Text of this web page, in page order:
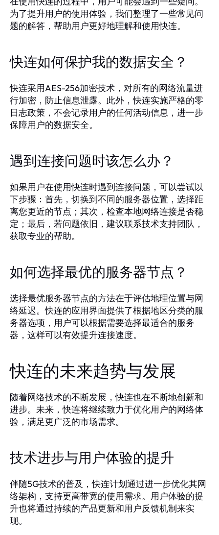
为了提升用户的使用体验，我们整理了一些常见问
题的解答，帮助用户更好地理解和使用快连。
快连如何保护我的数据安全？
快连采用AES-256加密技术，对所有的网络流量进
行加密，防止信息泄露。此外，快连实施严格的零
日志政策，不会记录用户的任何活动信息，进一步
保障用户的数据安全。
遇到连接问题时该怎么办？
如果用户在使用快连时遇到连接问题，可以尝试以
下步骤：首先，切换到不同的服务器位置，选择距
离您更近的节点；其次，检查本地网络连接是否稳
定；最后，若问题依旧，建议联系技术支持团队，
获取专业的帮助。
如何选择最优的服务器节点？
选择最优服务器节点的方法在于评估地理位置与网
络延迟。快连的应用界面提供了根据地区分类的服
务器选项，用户可以根据需要选择最适合的服务
器，这样可以有效提升连接速度。
快连的未来趋势与发展
随着网络技术的不断发展，快连也在不断地创新和
进步。未来，快连将继续致力于优化用户的网络体
验，满足更广泛的市场需求。
技术进步与用户体验的提升
伴随5G技术的普及，快连计划通过进一步优化其网
络架构，支持更高带宽的使用需求。用户体验的提
升也将通过持续的产品更新和用户反馈机制来实
现。